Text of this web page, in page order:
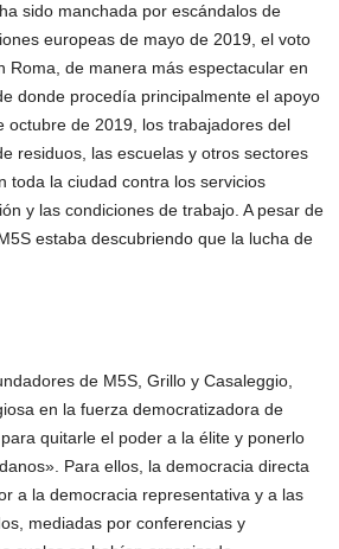
sido manchada por escándalos de
europeas de mayo de 2019, el voto
Roma, de manera más espectacular en
donde procedía principalmente el apoyo
octubre de 2019, los trabajadores del
residuos, las escuelas y otros sectores
toda la ciudad contra los servicios
y las condiciones de trabajo. A pesar de
estaba descubriendo que la lucha de
de M5S, Grillo y Casaleggio,
en la fuerza democratizadora de
quitarle el poder a la élite y ponerlo
Para ellos, la democracia directa
a la democracia representativa y a las
mediadas por conferencias y